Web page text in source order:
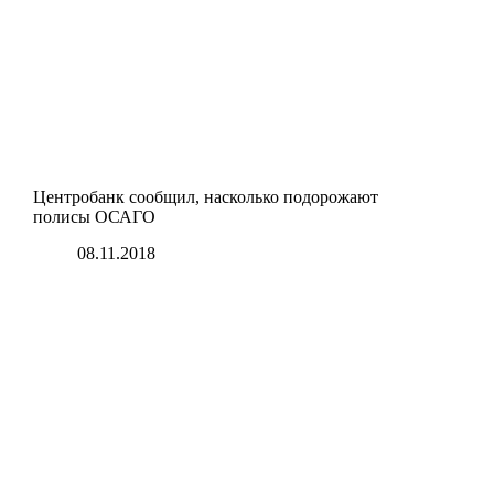
Центробанк сообщил, насколько подорожают
полисы ОСАГО
08.11.2018